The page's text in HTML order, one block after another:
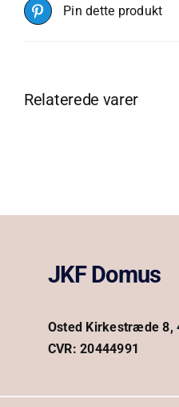
Pin dette produkt
Relaterede varer
JKF Domus
Osted Kirkestræde 8,
CVR: 20444991